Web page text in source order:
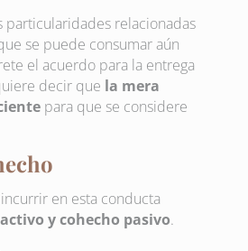
particularidades relacionadas
se puede consumar aún
el acuerdo para la entrega
decir que la mera
para que se considere
en esta conducta
y cohecho pasivo.